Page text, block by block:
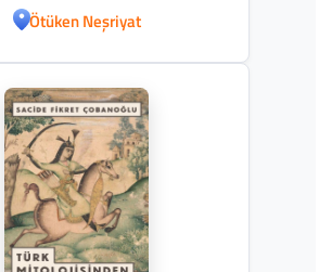
Ötüken Neşriyat